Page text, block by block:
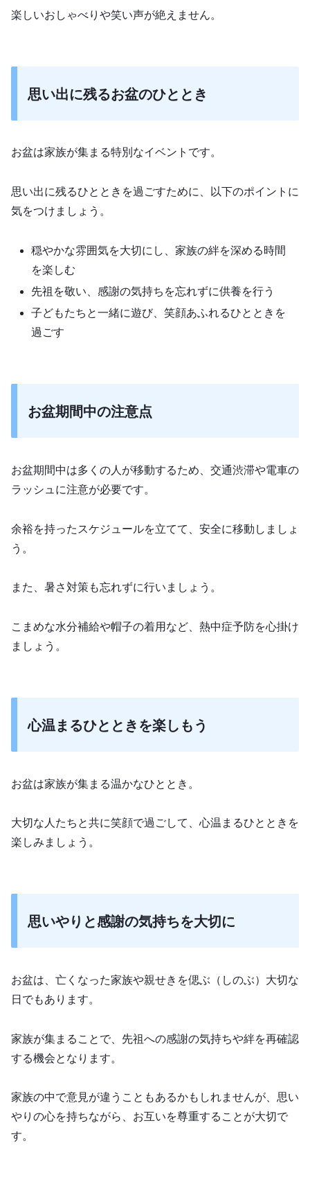
楽しいおしゃべりや笑い声が絶えません。
思い出に残るお盆のひととき
お盆は家族が集まる特別なイベントです。
思い出に残るひとときを過ごすために、以下のポイントに
気をつけましょう。
穏やかな雰囲気を大切にし、家族の絆を深める時間
を楽しむ
先祖を敬い、感謝の気持ちを忘れずに供養を行う
子どもたちと一緒に遊び、笑顔あふれるひとときを
過ごす
お盆期間中の注意点
お盆期間中は多くの人が移動するため、交通渋滞や電車の
ラッシュに注意が必要です。
余裕を持ったスケジュールを立てて、安全に移動しましょ
う。
また、暑さ対策も忘れずに行いましょう。
こまめな水分補給や帽子の着用など、熱中症予防を心掛け
ましょう。
心温まるひとときを楽しもう
お盆は家族が集まる温かなひととき。
大切な人たちと共に笑顔で過ごして、心温まるひとときを
楽しみましょう。
思いやりと感謝の気持ちを大切に
お盆は、亡くなった家族や親せきを偲ぶ（しのぶ）大切な
日でもあります。
家族が集まることで、先祖への感謝の気持ちや絆を再確認
する機会となります。
家族の中で意見が違うこともあるかもしれませんが、思い
やりの心を持ちながら、お互いを尊重することが大切で
す。